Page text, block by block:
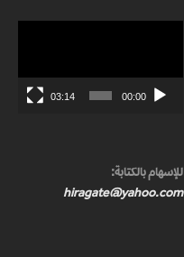
00:00
03:14
للإسهام بالكتابة:
hiragate@yahoo.com